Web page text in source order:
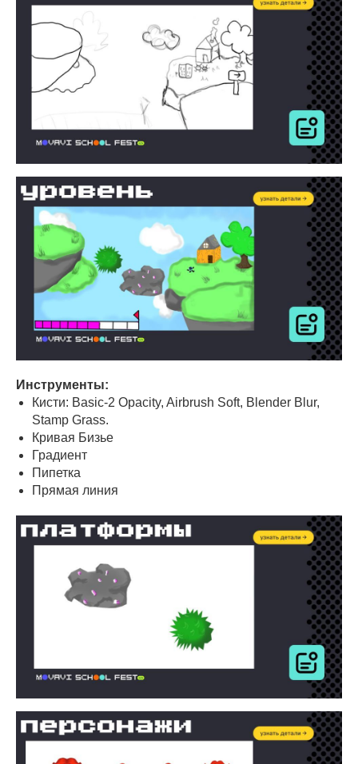
Инструменты:
Кисти: Basic-2 Opacity, Airbrush Soft, Blender Blur,
Stamp Grass.
Кривая Бизье
Градиент
Пипетка
Прямая линия